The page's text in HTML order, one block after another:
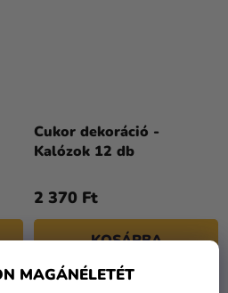
MAGÁNÉLETÉT
Cukor dekoráció -
Kalózok 12 db
2 370 Ft
KOSÁRBA